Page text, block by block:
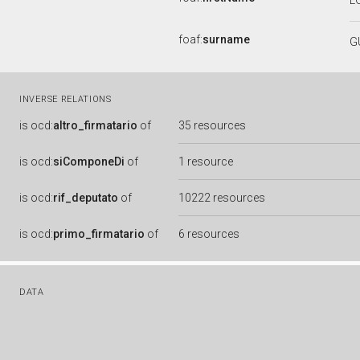
foaf:surname
INVERSE RELATIONS
is ocd:altro_firmatario of 35 resources
is ocd:siComponeDi of 1 resource
is ocd:rif_deputato of 10222 resources
is ocd:primo_firmatario of 6 resources
DATA